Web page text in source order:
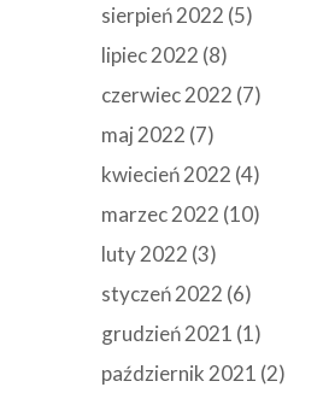
sierpień 2022 (5)
lipiec 2022 (8)
czerwiec 2022 (7)
maj 2022 (7)
kwiecień 2022 (4)
marzec 2022 (10)
luty 2022 (3)
styczeń 2022 (6)
grudzień 2021 (1)
październik 2021 (2)